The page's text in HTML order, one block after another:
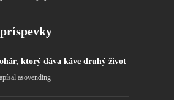
ktorý dáva káve druhý život
asovending